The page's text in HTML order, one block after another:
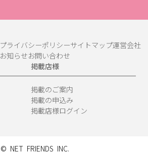
プライバシーポリシーサイトマップ運営会社
お知らせお問い合わせ
掲載店様
掲載のご案内
掲載の申込み
掲載店様ログイン
© NET FRIENDS INC.